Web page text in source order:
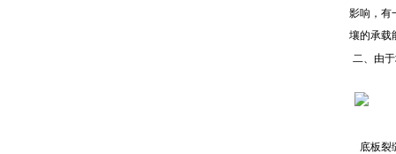
影响，有
壤的承载
二、由
底板裂